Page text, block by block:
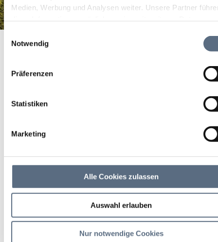
Medien, Werbung und Analysen weiter. Unsere Partner
Rahmen Ihrer Nutzung der Dienste gesammelt haben.
Notwendig
Präferenzen
Statistiken
Marketing
Alle Cookies zulassen
Auswahl erlauben
Nur notwendige Cookies
Startseite Stadtpfarrkirche